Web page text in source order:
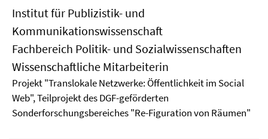
Institut für Publizistik- und
Kommunikationswissenschaft
Fachbereich Politik- und Sozialwissenschaften
Wissenschaftliche Mitarbeiterin
Projekt "Translokale Netzwerke: Öffentlichkeit im Social
Web", Teilprojekt des DGF-geförderten
Sonderforschungsbereiches "Re-Figuration von Räumen"